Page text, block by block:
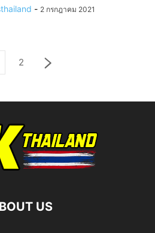
- 2 กรกฎาคม 2021
2
US